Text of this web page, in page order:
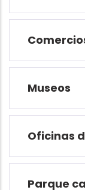
Museos
Oficinas
Parque